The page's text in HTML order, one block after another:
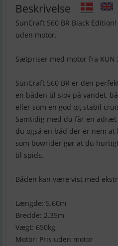
Beskrivelse
SunCraft 560 BR Black
uden motor.
Sætpriser med motor fra KUN
SunCraft 560 BR er den
en båden til sjov på vandet,
eller som en god og stabil
Samtidig med du får en
du også en båd der er nem
som bowrider gør at du
til spids.
Båden kan være vist med
Længde: 5.60m
Bredde: 2.35m
Vægt: 650kg
Motor: Pris uden motor